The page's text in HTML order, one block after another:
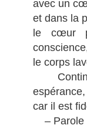
avec un
et dans la
le cœur
le corps
espérance,
car il est
– Parole